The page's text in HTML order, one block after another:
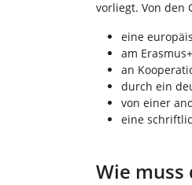
vorliegt. Von den
eine
am
an
durch ein
von einer
eine
Wie